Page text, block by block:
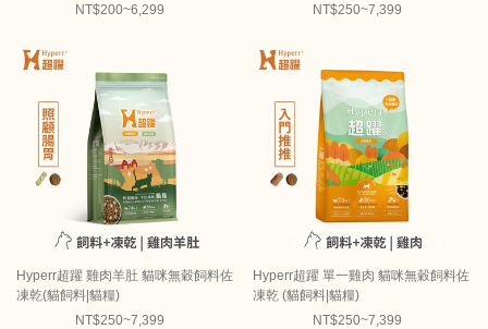
NT$200~6,299
NT$250~7,399
Hyperr超躍 雞肉羊肚 貓咪無穀飼料佐
凍乾(貓飼料|貓糧)
NT$250~7,399
Hyperr超躍 單一雞肉 貓咪無穀飼料佐
凍乾 (貓飼料|貓糧)
NT$250~7,399